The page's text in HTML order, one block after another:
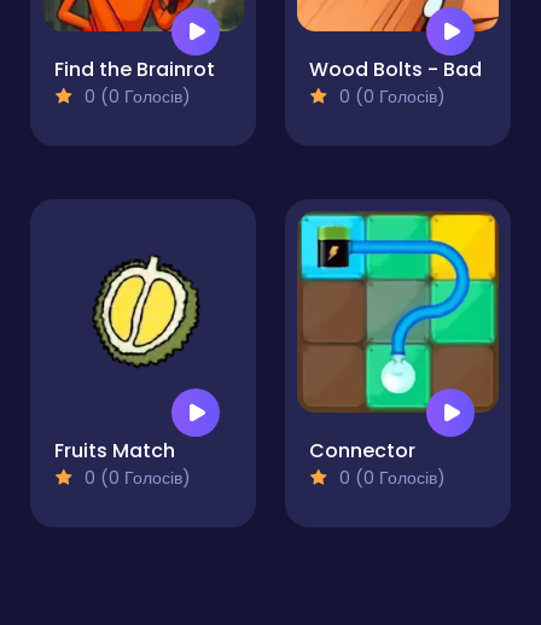
Find the Brainrot
0 (0 Голосів)
Wood Bolts - Bad
0 (0 Голосів)
Fruits Match
0 (0 Голосів)
Connector
0 (0 Голосів)